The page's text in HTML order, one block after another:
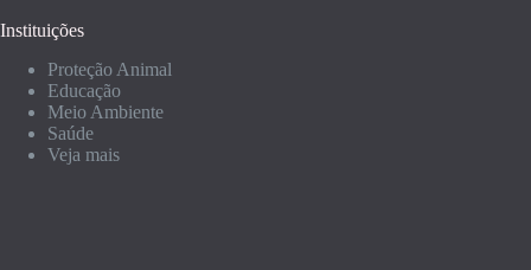
Instituições
Proteção Animal
Educação
Meio Ambiente
Saúde
Veja mais